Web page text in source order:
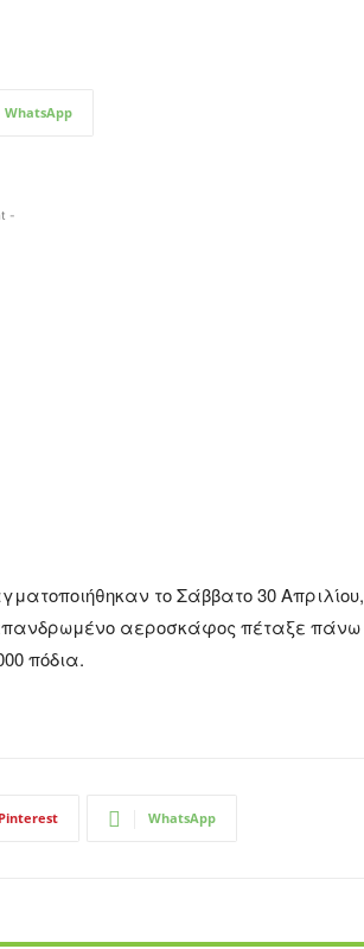
WhatsApp
-
το Σάββατο 30 Απριλίου,
αεροσκάφος πέταξε πάνω
πόδια.
Pinterest WhatsApp